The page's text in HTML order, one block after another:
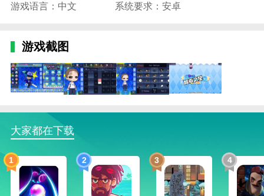
盖甜美、酷炫、复古等，满足不同的审美需求。
巧，让换装不仅好看，更有挑战性。
4、高自由度夹脸:细致调整五官比例、肤色、发
型、衣服，让每个角色都独一无二。
1、随意装扮:进入衣橱界面，自由搭配各种衣服，
尝试各种风格的搭配，找到最让人印象深刻的造型。
2、主题挑战:根据系统给出的主题，如“梦幻公
主”“街头潮人”，在规定时间内完成最佳搭配。
3、角色形象编辑:捏分系统微调脸部特征、发型颜
游戏语言：中文
系统要求：安卓
游戏截图
大家都在下载
1 2 3 4